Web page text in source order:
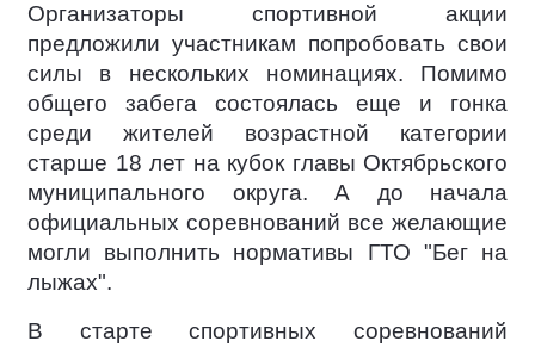
Организаторы спортивной акции
предложили участникам попробовать свои
силы в нескольких номинациях. Помимо
общего забега состоялась еще и гонка
среди жителей возрастной категории
старше 18 лет на кубок главы Октябрьского
муниципального округа. А до начала
официальных соревнований все желающие
могли выполнить нормативы ГТО "Бег на
лыжах".
В старте спортивных соревнований